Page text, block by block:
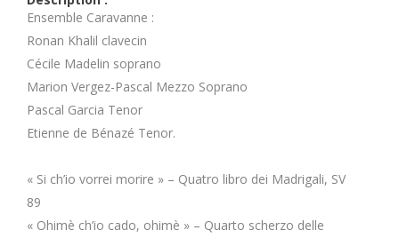
Ensemble Caravanne :
Ronan Khalil clavecin
Cécile Madelin soprano
Marion Vergez-Pascal Mezzo Soprano
Pascal Garcia Tenor
Etienne de Bénazé Tenor.
« Si ch’io vorrei morire » – Quatro libro dei Madrigali, SV
89
« Ohimè ch’io cado, ohimè » – Quarto scherzo delle